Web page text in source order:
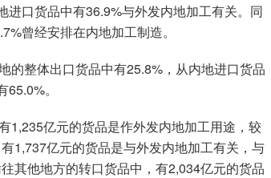
口货品中有36.9%与外发内地加工有关。同
曾经安排在内地加工制造。
的整体出口货品中有25.8%，从内地进口货品
。
1,235亿元的货品是作外发内地加工用途，较
1,737亿元的货品是与外发内地加工有关，与
其他地方的转口货品中，有2,034亿元的货品